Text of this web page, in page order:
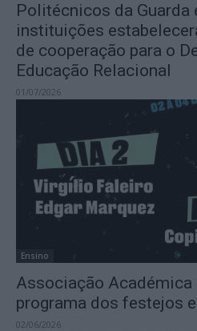
Politécnicos da Guarda
instituições
de cooperação para o
Educação Relacional
01/07/2026
Ensino
Associação Académica
programa dos festejos
02/06/2026